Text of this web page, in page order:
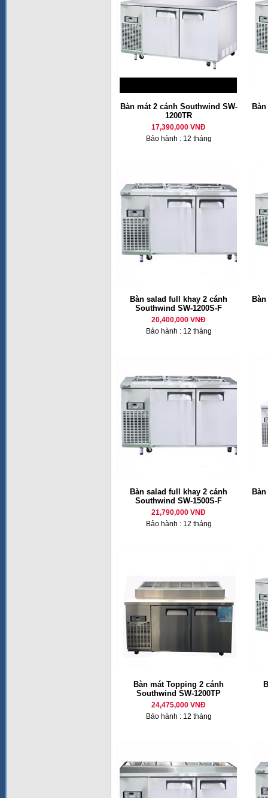
Bàn mát 2 cánh Southwind SW-
1200TR
17,390,000 VNĐ
Bảo hành : 12 tháng
Bàn salad full khay 2 cánh
Southwind SW-1200S-F
20,400,000 VNĐ
Bảo hành : 12 tháng
Bàn salad full khay 2 cánh
Southwind SW-1500S-F
21,790,000 VNĐ
Bảo hành : 12 tháng
Bàn mát Topping 2 cánh
Southwind SW-1200TP
24,475,000 VNĐ
Bảo hành : 12 tháng